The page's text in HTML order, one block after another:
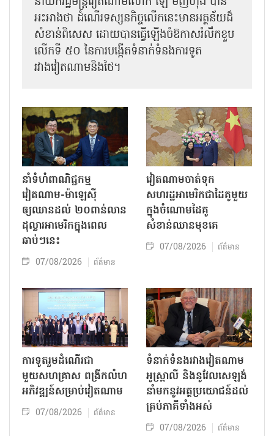
អះអាងថា ដំណើរទស្សនកិច្ចលើកនេះមានអត្ថន័យដ៏
សំខាន់ពិសេស ដោយបានធ្វើឡើងចំឱកាសរំលឹកខួប
លើកទី ៥០ នៃការបង្កើតទំនាក់ទំនងការទូត
រវាងវៀតណាមនិងថៃ។
នាំទំហំពាណិជ្ជកម្ម
វៀតណាម-ម៉ាឡេស៊ី
ឲ្យឈានដល់ ២០ពាន់លាន
ដុល្លារអាមេរិកក្នុងពេល
ឆាប់ៗនេះ
07/08/2026 ព័ត៌មាន
វៀតណាមចាត់ទុក
សហរដ្ឋអាមេរិកជាដៃគូមួយ
ក្នុងចំណោមដៃគូ
សំខាន់ឈានមុខគេ
07/08/2026 ព័ត៌មាន
ការទូតរួមដំណើរជា
មួយសហគ្រាស ពង្រីកលំហ
អភិវឌ្ឍន៍សម្រាប់វៀតណាម
07/08/2026 ព័ត៌មាន
ទំនាក់ទំនងរវាងវៀតណាម
អូស្ត្រាលី និងនូវែលសេឡង់
នាំមកនូវអត្ថប្រយោជន៍ដល់
គ្រប់ភាគីទាំងអស់
07/08/2026 ព័ត៌មាន